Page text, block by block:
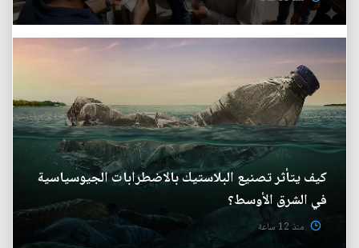
كيف يتأثر تصنيع البلاستيك بالاضطرابات الجيوسياسية
في الشرق الأوسط؟
منذ 12 ساعة